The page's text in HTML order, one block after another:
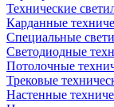
Технические
Карданные
Специальные
Светодиодные
Потолочные
Трековые
Настенные